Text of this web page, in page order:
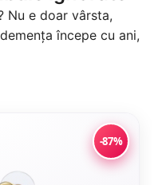
Nu e doar vârsta,
începe cu ani,
-87%